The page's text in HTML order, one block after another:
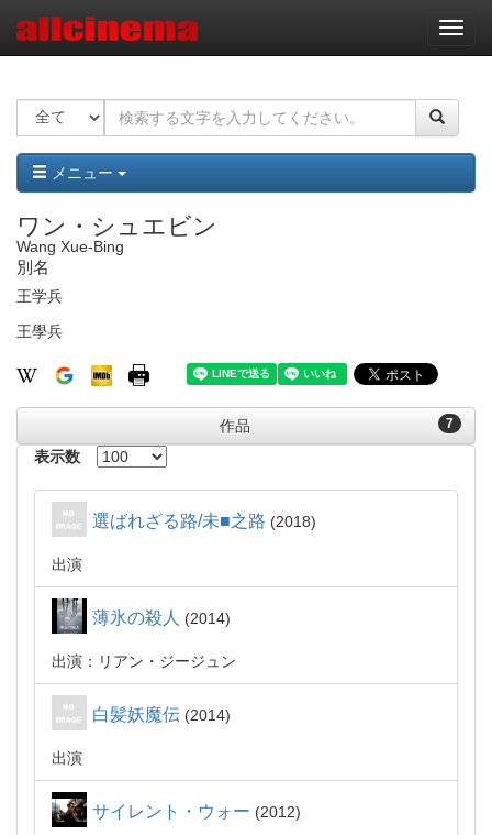
ナ
ビ
ー
ョ
ン
メニュー
ワン・シュエビン
Wang Xue-Bing
別名
王学兵
王學兵
7
作品
表示数
選ばれざる路/未■之路 2018
出演
薄氷の殺人 2014
出演：リアン・ジージュン
白髪妖魔伝 2014
出演
サイレント・ウォー 2012